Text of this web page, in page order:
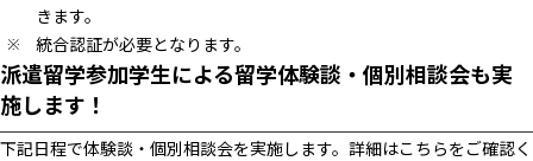
きます。
統合認証が必要となります。
派遣留学参加学生による留学体験談・個別相談会も実
施します！
下記日程で体験談・個別相談会を実施します。詳細はこちらをご確認く